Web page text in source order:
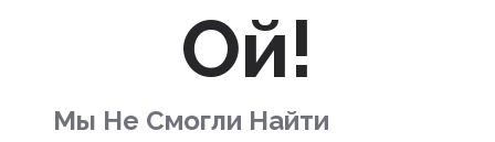
Ой!
Мы Не Смогли Найти